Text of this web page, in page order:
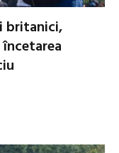
britanici,